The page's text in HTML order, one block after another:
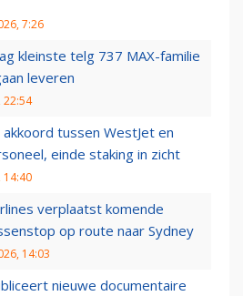
7:26
kleinste telg 737 MAX-familie
leveren
22:54
tussen WestJet en
einde staking in zicht
14:40
verplaatst komende
op route naar Sydney
14:03
nieuwe documentaire